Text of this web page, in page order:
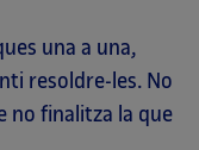
una a una,
resoldre-les. No
no finalitza la que